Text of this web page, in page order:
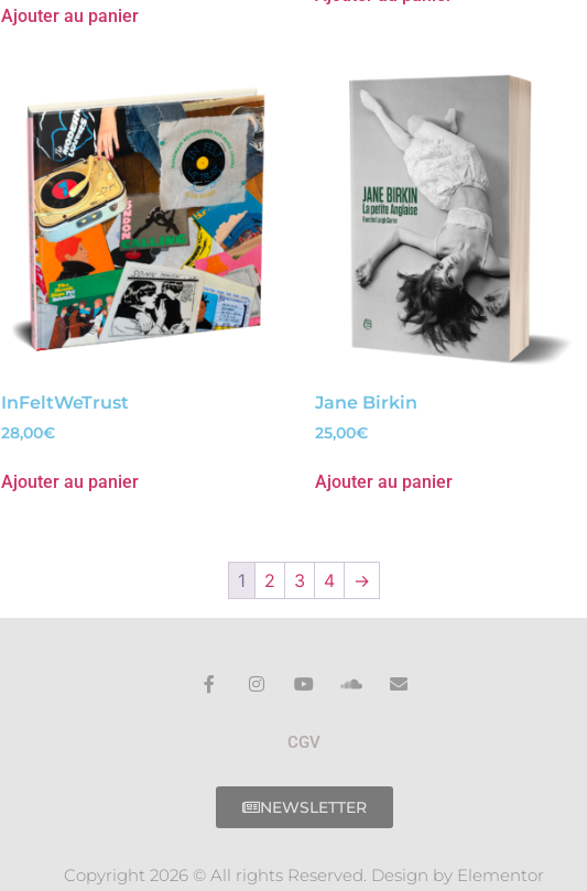
Ajouter au panier
InFeltWeTrust
28,00€
Ajouter au panier
Jane Birkin
25,00€
Ajouter au panier
1 2 3 4 →
CGV
NEWSLETTER
Copyright 2026 © All rights Reserved. Design by Elementor